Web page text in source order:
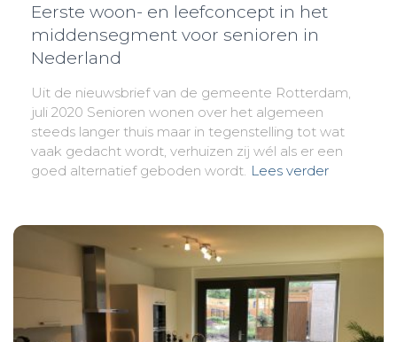
Eerste woon- en leefconcept in het
middensegment voor senioren in
Nederland
Uit de nieuwsbrief van de gemeente Rotterdam,
juli 2020 Senioren wonen over het algemeen
steeds langer thuis maar in tegenstelling tot wat
vaak gedacht wordt, verhuizen zij wél als er een
goed alternatief geboden wordt. Lees verder